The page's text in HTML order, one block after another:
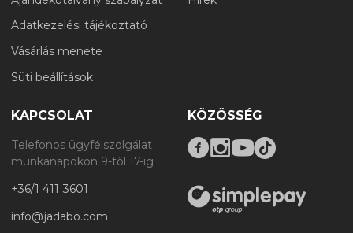
Adatkezelési tájékoztató
Vásárlás menete
Süti beállítások
KAPCSOLAT
Telefonos ügyfélszolgálat
munkanapokon 9-től 17-ig
+36/1 411 3601
info@jadabo.com
KÖZÖSSÉG